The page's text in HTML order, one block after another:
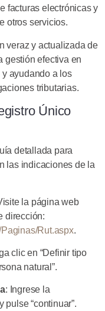
facturas electrónicas y
otros servicios.
veraz y actualizada de
gestión efectiva en
y ayudando a los
tributarias.
Único
detallada para
las indicaciones de la
la página web
dirección:
Rut.aspx.
clic en “Definir tipo
natural”.
: Ingrese la
“continuar”.